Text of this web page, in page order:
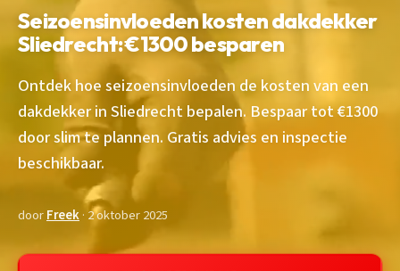
Seizoensinvloeden kosten dakdekker
Sliedrecht: €1300 besparen
Ontdek hoe seizoensinvloeden de kosten van een
dakdekker in Sliedrecht bepalen. Bespaar tot €1300
door slim te plannen. Gratis advies en inspectie
beschikbaar.
doorFreek· 2 oktober 2025